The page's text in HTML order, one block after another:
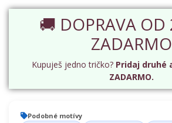
🚚 DOPRAVA OD
ZADARMO
Kupuješ jedno tričko? Pridaj druhé
ZADARMO.
Podobné motívy